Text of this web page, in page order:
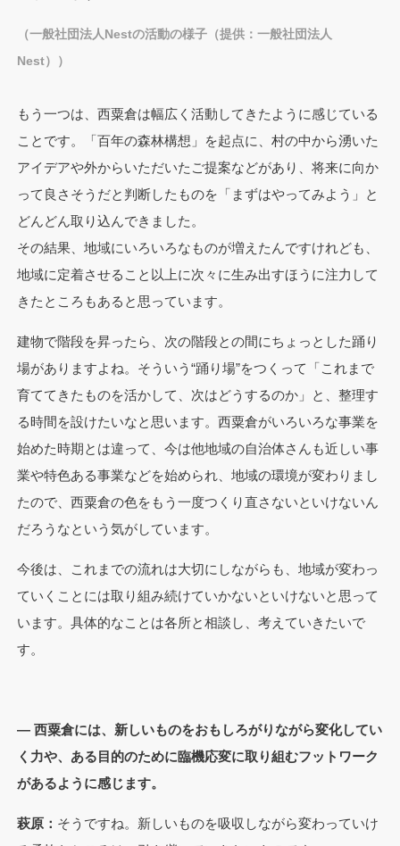
（一般社団法人Nestの活動の様子（提供：一般社団法人
Nest））
もう一つは、西粟倉は幅広く活動してきたように感じている
ことです。「百年の森林構想」を起点に、村の中から湧いた
アイデアや外からいただいたご提案などがあり、将来に向か
って良さそうだと判断したものを「まずはやってみよう」と
どんどん取り込んできました。
その結果、地域にいろいろなものが増えたんですけれども、
地域に定着させること以上に次々に生み出すほうに注力して
きたところもあると思っています。
建物で階段を昇ったら、次の階段との間にちょっとした踊り
場がありますよね。そういう“踊り場”をつくって「これまで
育ててきたものを活かして、次はどうするのか」と、整理す
る時間を設けたいなと思います。西粟倉がいろいろな事業を
始めた時期とは違って、今は他地域の自治体さんも近しい事
業や特色ある事業などを始められ、地域の環境が変わりまし
たので、西粟倉の色をもう一度つくり直さないといけないん
だろうなという気がしています。
今後は、これまでの流れは大切にしながらも、地域が変わっ
ていくことには取り組み続けていかないといけないと思って
います。具体的なことは各所と相談し、考えていきたいで
す。
— 西粟倉には、新しいものをおもしろがりながら変化してい
く力や、ある目的のために臨機応変に取り組むフットワーク
があるように感じます。
萩原： そうですね。新しいものを吸収しながら変わっていけ